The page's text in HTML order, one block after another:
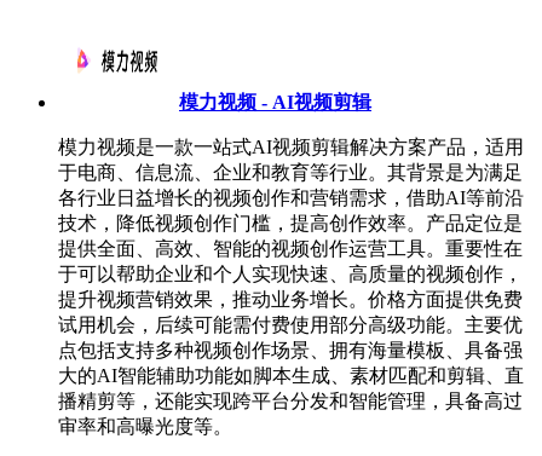
模力视频 - AI视频剪辑
模力视频是一款一站式AI视频剪辑解决方案产品，适用
于电商、信息流、企业和教育等行业。其背景是为满足
各行业日益增长的视频创作和营销需求，借助AI等前沿
技术，降低视频创作门槛，提高创作效率。产品定位是
提供全面、高效、智能的视频创作运营工具。重要性在
于可以帮助企业和个人实现快速、高质量的视频创作，
提升视频营销效果，推动业务增长。价格方面提供免费
试用机会，后续可能需付费使用部分高级功能。主要优
点包括支持多种视频创作场景、拥有海量模板、具备强
大的AI智能辅助功能如脚本生成、素材匹配和剪辑、直
播精剪等，还能实现跨平台分发和智能管理，具备高过
审率和高曝光度等。